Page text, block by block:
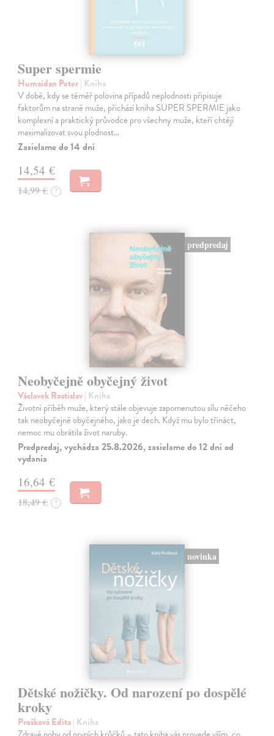
Super spermie
Humaidan Peter| Kniha
V době, kdy se téměř polovina případů neplodnosti připisuje
faktorům na straně muže, přichází kniha SUPER SPERMIE jako
komplexní a praktický průvodce pro všechny muže, kteří chtějí
maximalizovat svou plodnost…
Zasielame do 14 dní
14,54 €
14,99 € ?
predpredaj
Neobyčejně obyčejný život
Václavek Rostislav| Kniha
Životní příběh muže, který stále objevuje zapomenutou sílu něčeho
tak neobyčejně obyčejného, jako je dech. Když mu bylo třináct,
nemoc mu obrátila život naruby.
Predpredaj, vychádza 25.8.2026, zasielame do 12 dní od
vydania
16,64 €
18,49 € ?
novinka
Dětské nožičky. Od narození po dospělé
kroky
Prošková Edita| Kniha